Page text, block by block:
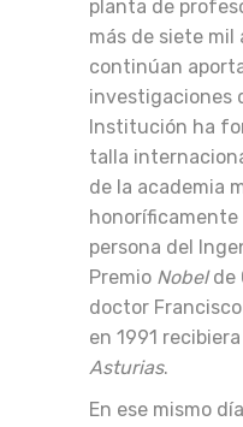
planta de
más de siete mil
continúan
investigaciones
Institución ha
talla
de la academia
honoríficamente
persona del
Premio Nobelde
doctor
en 1991
Asturias.
En ese mismo